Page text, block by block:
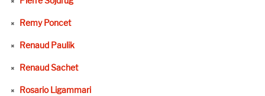
Remy Poncet
Renaud Paulik
Renaud Sachet
Rosario Ligammari